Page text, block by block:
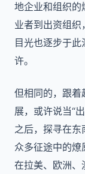
地企业和组织的
业者到出资组
目光也逐步于
许。
但相同的，跟着
展，或许说当“
之后，探寻在
众多征途中的
在拉美、欧洲、